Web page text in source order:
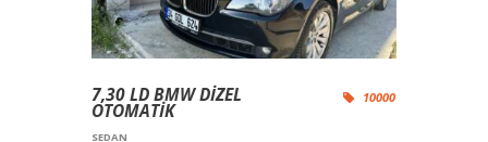
7,30 LD BMW DİZEL
OTOMATİK
SEDAN
10000